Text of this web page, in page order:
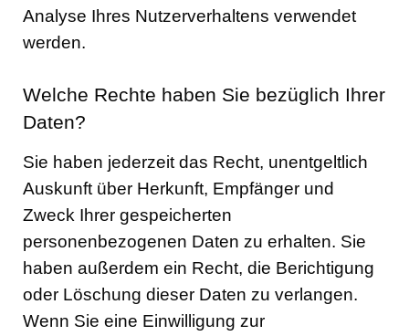
Analyse Ihres Nutzerverhaltens verwendet
werden.
Welche Rechte haben Sie bezüglich Ihrer
Daten?
Sie haben jederzeit das Recht, unentgeltlich
Auskunft über Herkunft, Empfänger und
Zweck Ihrer gespeicherten
personenbezogenen Daten zu erhalten. Sie
haben außerdem ein Recht, die Berichtigung
oder Löschung dieser Daten zu verlangen.
Wenn Sie eine Einwilligung zur